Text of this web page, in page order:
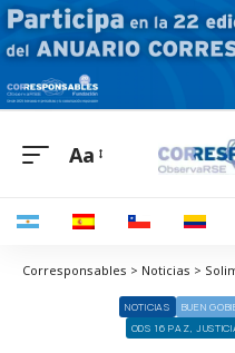
Aa
NOTICIAS BUEN
ODS 16 PAZ,